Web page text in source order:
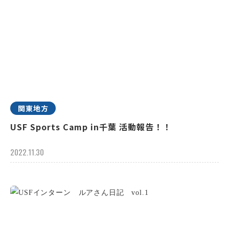
関東地方
USF Sports Camp in千葉 活動報告！！
2022.11.30